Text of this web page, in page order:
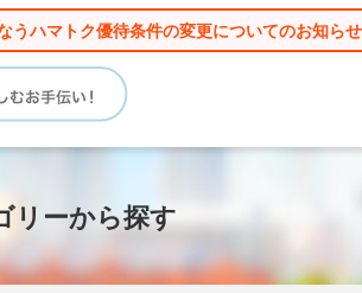
うハマトク優待条件の変更についてのお知らせ
リーから探す